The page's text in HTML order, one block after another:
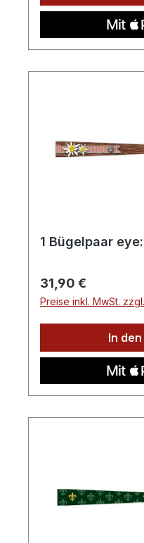
1 Bügelpaar
Regulärer Preis:
31,90 €
Preise inkl. MwSt.
In